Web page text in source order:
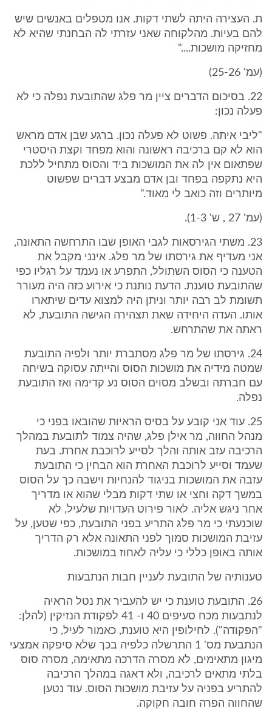
ת. העצירה היתה לשתי דקות. אנו מטפלים באנשים שיש
להם בעיות. מהלקוחה שאני עזרתי לה הבחנתי שהיא לא
מחזיקה מושכות...."
(עמ' 25-26)
22. בסיכום הדברים ציין מר פלג שהתובעת נפלה כי לא
פעלה נכון:
"ליבי איתה. פשוט לא פעלה נכון. ברגע שבן אדם מראש
הוא לא קם ברכיבה ראשונה והוא מפחד וקצת היסטרי
שפתאום אין לה את המושכות ביד והסוס מתחיל ללכת
היא נתקפה בפחד ובן אדם מבצע דברים שפשוט
מיותרים וזה כואב לי מאוד."
(עמ' 27 , ש' 1-3).
23. משתי הגירסאות לגבי האופן שבו התרחשה התאונה,
אני מעדיף את גירסתו של מר פלג. אינני מקבל את
הטענה כי הסוס השתולל, התפרע או נעמד על רגליו כפי
שהתובעת טוענת. הדעת נותנת כי אירוע כזה היה מעורר
תשומת לב רבה יותר וניתן היה למצוא עדים שיתארו
אותו. העדה היחידה שאת תצהירה הגישה התובעת, לא
ראתה את שהתרחש.
24. גירסתו של מר פלג מסתברת יותר ולפיה התובעת
שמטה מידיה את מושכות הסוס והייתה עסוקה בשיחה
עם חברתה ובשלב מסוים הסוס נע קדימה ואז התובעת
נפלה.
25. עוד אני קובע על בסיס הראיות שהובאו בפני כי
מנהל החווה, מר אילן פלג, שהיה צמוד לתובעת במהלך
הרכיבה עזב אותה והלך לסייע לרוכבת אחרת. בעת
שעמד וסייע לרוכבת האחרת הוא הבחין כי התובעת
עזבה את המושכות בניגוד להנחיות וישבה כך על הסוס
במשך דקה וחצי או שתי דקות מבלי שהוא או מדריך
אחר ניגש אליה. לאור פירוט העדויות שלעיל, לא
שוכנעתי כי מר פלג התריע בפני התובעת, כפי שטען, על
עזיבת המושכות סמוך לפני התאונה אלא רק הדריך
אותה באופן כללי כי עליה לאחוז במושכות.
טענותיה של התובעת לעניין חבות הנתבעות
26. התובעת טוענת כי יש להעביר את נטל הראיה
לנתבעות מכח סעיפים 40 ו- 41 לפקודת הנזיקין (להלן:
"הפקודה"). לחילופין היא טוענת, כאמור לעיל, כי
הנתבעת מס' 1 התרשלה כלפיה בכך שלא סיפקה אמצעי
מיגון מתאימים, לא מסרה הדרכה מתאימה, מסרה סוס
בלתי מתאים לרכיבה, ולא דאגה במהלך הרכיבה
להתריע בפניה על עזיבת מושכות הסוס. עוד נטען
שהחווה הפרה חובה חקוקה.